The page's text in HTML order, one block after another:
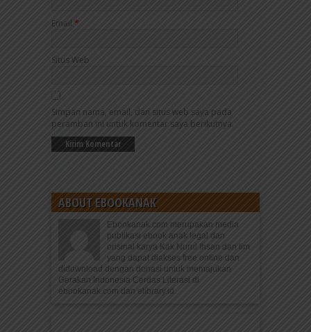
Email *
Situs Web
Simpan nama, email, dan situs web saya pada
peramban ini untuk komentar saya berikutnya.
ABOUT EBOOKANAK
Ebookanak.com merupakan media
publikasi ebook anak legal dan
orisinal karya Kak Nurul Ihsan dan tim
yang dapat diakses free online dan
didownload dengan donasi untuk memajukan
Gerakan Indonesia Cerdas Literasi di
ebookanak.com dan elibrary.id.